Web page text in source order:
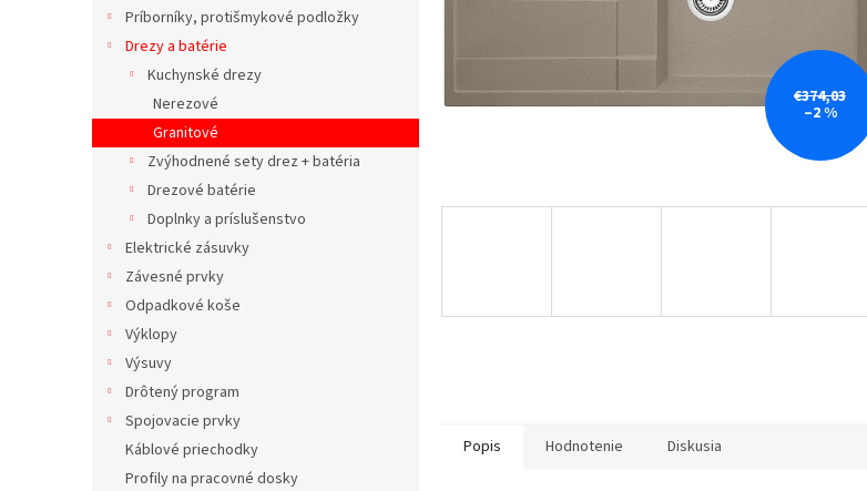
Príborníky, protišmykové podložky
Drezy a batérie
Kuchynské drezy
Nerezové
Granitové
Zvýhodnené sety drez + batéria
Drezové batérie
Doplnky a príslušenstvo
Elektrické zásuvky
Závesné prvky
Odpadkové koše
Výklopy
Výsuvy
Drôtený program
Spojovacie prvky
Káblové priechodky
Profily na pracovné dosky
€374,03
–2 %
Popis Hodnotenie Diskusia